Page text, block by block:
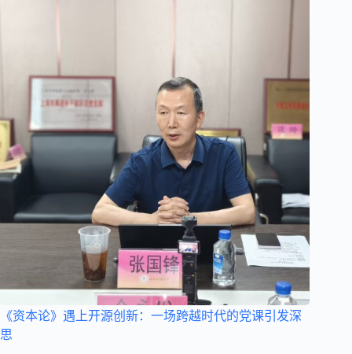
《资本论》遇上开源创新：一场跨越时代的党课引发深
思